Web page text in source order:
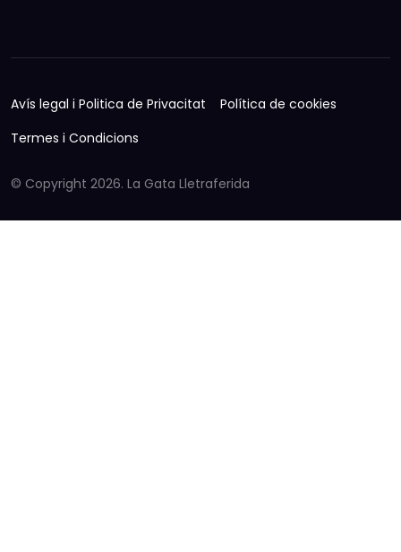
Avís legal i Politica de Privacitat
Política de cookies
Termes i Condicions
© Copyright 2026. La Gata Lletraferida